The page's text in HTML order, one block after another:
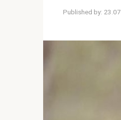
Published by: